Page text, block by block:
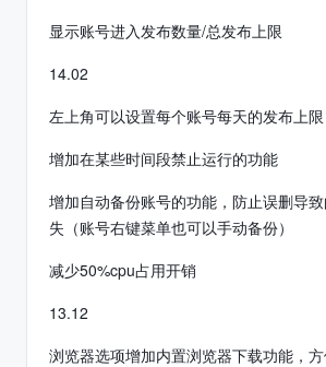
显示账号进入发布数量/总发布上限
14.02
左上角可以设置每个账号每天的发布上限
增加在某些时间段禁止运行的功能
增加自动备份账号的功能，防止误删导
失（账号右键菜单也可以手动备份）
减少50%cpu占用开销
13.12
浏览器选项增加内置浏览器下载功能，